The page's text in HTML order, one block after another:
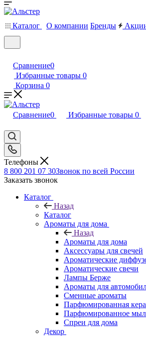
Каталог О компании Бренды
Сравнение0
Избранные товары 0
Корзина 0
Сравнение0 Избранные товары 0
Телефоны
8 800 201 07 30Звонок по всей России
Заказать звонок
Каталог
Назад
Каталог
Ароматы для дома
Назад
Ароматы для дома
Аксессуары для свечей
Ароматические
Ароматические свечи
Лампы Берже
Ароматы для
Сменные ароматы
Парфюмированная
Парфюмированное
Спреи для дома
Декор